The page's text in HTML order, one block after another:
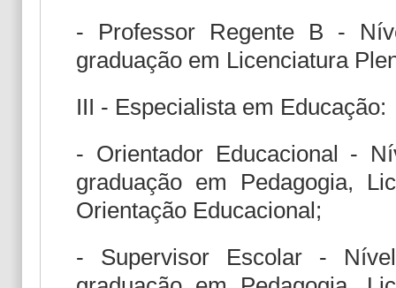
- Professor Regente B -
graduação em Licenciatura
III - Especialista em Educação:
- Orientador Educacional -
graduação em Pedagogia,
Orientação Educacional;
- Supervisor Escolar -